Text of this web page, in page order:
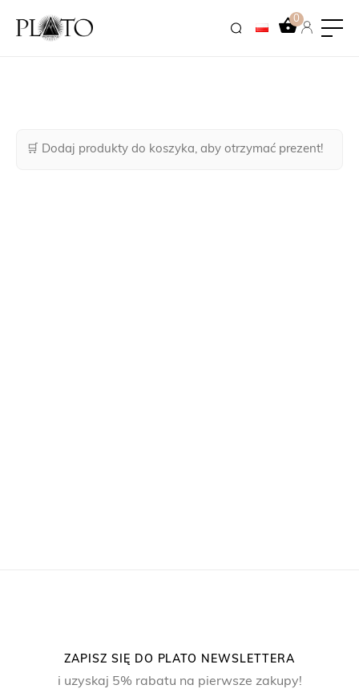
0
🛒 Dodaj produkty do koszyka, aby otrzymać prezent!
ZAPISZ SIĘ DO PLATO NEWSLETTERA
i uzyskaj 5% rabatu na pierwsze zakupy!